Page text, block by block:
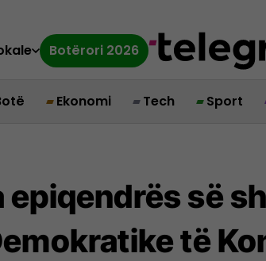
Botërori 2026
Ekonomi Tech Sport
epiqendrës së
të